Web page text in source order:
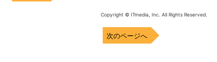
Copyright © ITmedia, Inc. All Rights Reserved.
次のページへ